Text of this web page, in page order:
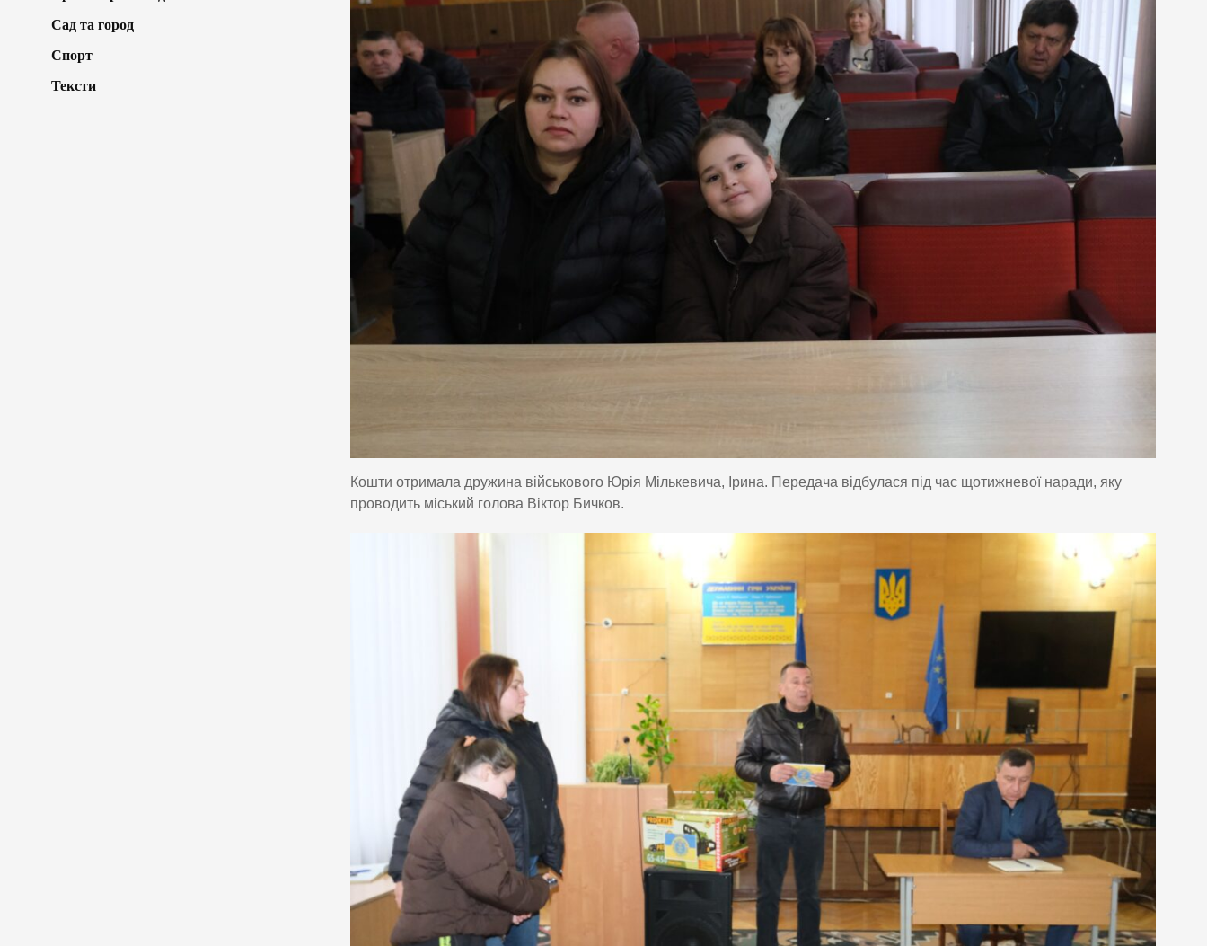
Кошти отримала дружина військового Юрія Мількевича, Ірина. Передача відбулася під час щотижневої наради, яку
проводить міський голова Віктор Бичков.
Сад та город
Спорт
Тексти